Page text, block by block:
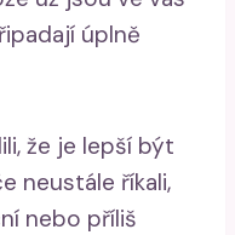
úplně
že je lepší být
neustále říkali,
nebo příliš